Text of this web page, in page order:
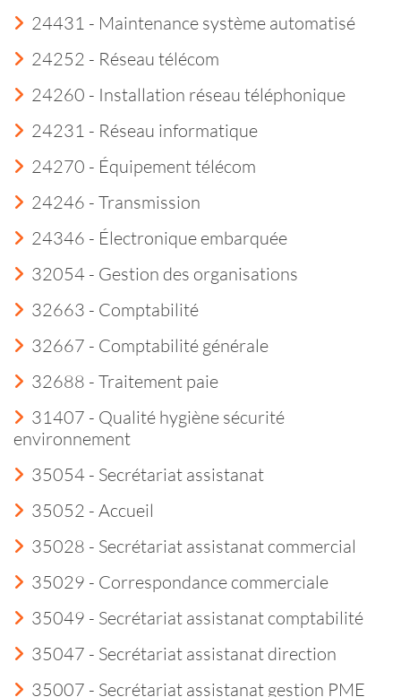
24431 - Maintenance système automatisé
24252 - Réseau télécom
24260 - Installation réseau téléphonique
24231 - Réseau informatique
24270 - Équipement télécom
24246 - Transmission
24346 - Électronique embarquée
32054 - Gestion des organisations
32663 - Comptabilité
32667 - Comptabilité générale
32688 - Traitement paie
31407 - Qualité hygiène sécurité
environnement
35054 - Secrétariat assistanat
35052 - Accueil
35028 - Secrétariat assistanat commercial
35029 - Correspondance commerciale
35049 - Secrétariat assistanat comptabilité
35047 - Secrétariat assistanat direction
35007 - Secrétariat assistanat gestion PME